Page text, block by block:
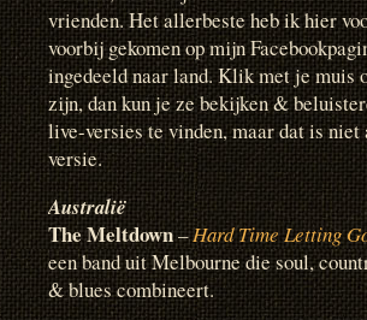
vrienden. Het allerbeste heb ik hier
voorbij gekomen op mijn
ingedeeld naar land. Klik met je muis
zijn, dan kun je ze bekijken &
live-versies te vinden, maar dat is
versie.
Australië
The Meltdown–Hard Time Letting
een band uit Melbourne die soul,
& blues combineert.